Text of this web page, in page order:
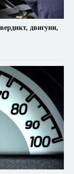
двигуни,